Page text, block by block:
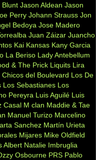
Blunt Jason Aldean Jason
Perry Johann Strauss Jon
Bedoya Jose Madero
Juan Záizar Juancho
Kai Kansas Kany Garcia
La Beriso Lady Antebellum
& The Prick Liquits Lira
Chicos del Boulevard Los De
Los Sebastianes Los
Pereyra Luis Aguilé Luis
Casal M clan Maddie & Tae
Manuel Turizo Marcelino
Sanchez Martín Urieta
Mijares Mike Oldfield
Albert Natalie Imbruglia
Osbourne PRS Pablo